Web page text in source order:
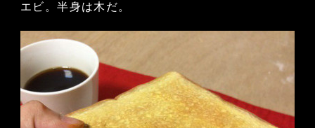
エビ。半身は木だ。